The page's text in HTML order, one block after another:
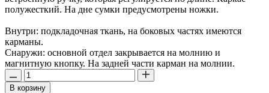
полужесткий. На дне сумки предусмотрены ножки.
Внутри: подкладочная ткань, на боковых частях имеются
карманы.
Снаружи: основной отдел закрывается на молнию и
магнитную кнопку. На задней части карман на молнии.
В корзину